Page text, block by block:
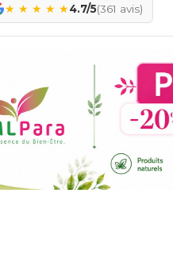
★ ★ ★ ★ ★4.7/5(361 avis)